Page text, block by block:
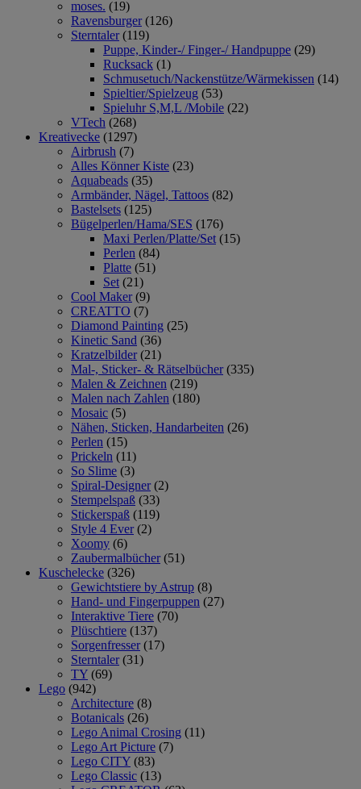
moses. (19)
Ravensburger (126)
Sterntaler (119)
Puppe, Kinder-/ Finger-/ Handpuppe (29)
Rucksack (1)
Schmusetuch/Nackenstütze/Wärmekissen (14)
Spieltier/Spielzeug (53)
Spieluhr S,M,L /Mobile (22)
VTech (268)
Kreativecke (1297)
Airbrush (7)
Alles Könner Kiste (23)
Aquabeads (35)
Armbänder, Nägel, Tattoos (82)
Bastelsets (125)
Bügelperlen/Hama/SES (176)
Maxi Perlen/Platte/Set (15)
Perlen (84)
Platte (51)
Set (21)
Cool Maker (9)
CREATTO (7)
Diamond Painting (25)
Kinetic Sand (36)
Kratzelbilder (21)
Mal-, Sticker- & Rätselbücher (335)
Malen & Zeichnen (219)
Malen nach Zahlen (180)
Mosaic (5)
Nähen, Sticken, Handarbeiten (26)
Perlen (15)
Prickeln (11)
So Slime (3)
Spiral-Designer (2)
Stempelspaß (33)
Stickerspaß (119)
Style 4 Ever (2)
Xoomy (6)
Zaubermalbücher (51)
Kuschelecke (326)
Gewichtstiere by Astrup (8)
Hand- und Fingerpuppen (27)
Interaktive Tiere (70)
Plüschtiere (137)
Sorgenfresser (17)
Sterntaler (31)
TY (69)
Lego (942)
Architecture (8)
Botanicals (26)
Lego Animal Crosing (11)
Lego Art Picture (7)
Lego CITY (83)
Lego Classic (13)